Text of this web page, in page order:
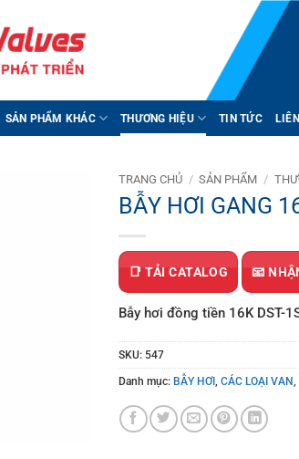
SẢN PHẨM KHÁC THƯƠNG HIỆU TIN TỨC
TRANG CHỦ / SẢN PHẨM /
BẪY HƠI GANG
📑 TẢI CATALOG 📧
Bẫy hơi đồng tiền 16K DST-
SKU: 547
Danh mục: BẪY HƠI, CÁC LOẠI VAN,